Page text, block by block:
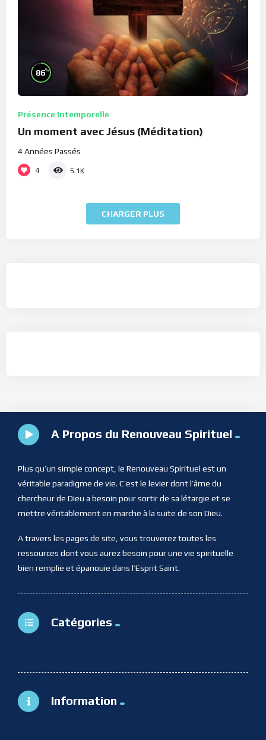
86%
Présence Intemporelle
Un moment avec Jésus (Méditation)
4 Années Passés
4 5.1K
CHARGER PLUS
A Propos du Renouveau Spirituel
Plus qu’un simple concept, le Renouveau Spirituel est un
véritable paradigme de vie. C’est le levier dont l’âme du
chercheur de Dieu a besoin pour sortir de sa létargie et se
mettre véritablement en marche à la suite de son Dieu.
A travers les pages de site, vous trouverez toutes les
ressources dont vous aurez besoin pour une vie spirituelle
bien remplie et épanouie dans l’Esprit Saint.
Catégories
Information